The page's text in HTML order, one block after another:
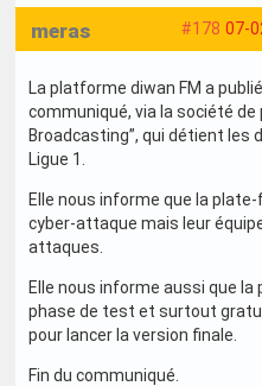
#178 07-
meras
La platforme diwan FM a publié
communiqué, via la société de
Broadcasting”, qui détient
Ligue 1.
Elle nous informe que la
cyber-attaque mais leur
attaques.
Elle nous informe aussi que
phase de test et surtout
pour lancer la version finale.
Fin du communiqué.